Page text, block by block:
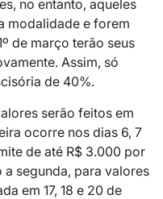
no entanto, aqueles
modalidade e forem
de março terão seus
Assim, só
de 40%.
serão feitos em
ocorre nos dias 6, 7
de até R$ 3.000 por
segunda, para valores
em 17, 18 e 20 de